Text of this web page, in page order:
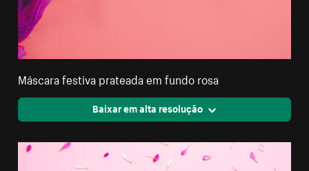
Máscara festiva prateada em fundo rosa
Baixar em alta resolução